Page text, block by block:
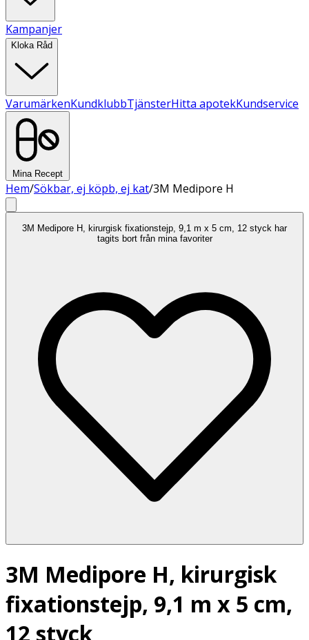
Kampanjer
Kloka Råd
VarumärkenKundklubbTjänsterHitta apotekKundservice
Mina Recept
Hem/Sökbar, ej köpb, ej kat/3M Medipore H
3M Medipore H, kirurgisk fixationstejp, 9,1 m x 5 cm, 12 styck har
tagits bort från mina favoriter
3M Medipore H, kirurgisk
fixationstejp, 9,1 m x 5 cm,
12 styck